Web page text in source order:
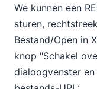
We kunnen een
sturen,
Bestand/Open in
knop "Schakel
dialoogvenster